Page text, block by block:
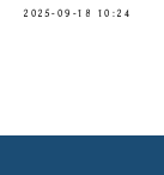
2025-09-18 10:24